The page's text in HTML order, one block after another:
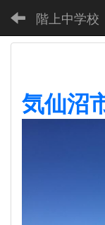
階上中学校
気仙沼